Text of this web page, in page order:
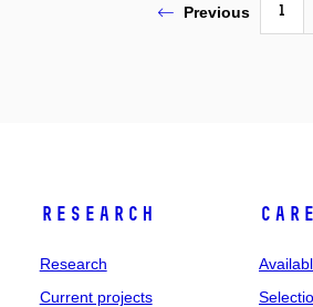
Previous 1
Research
Research
Current projects